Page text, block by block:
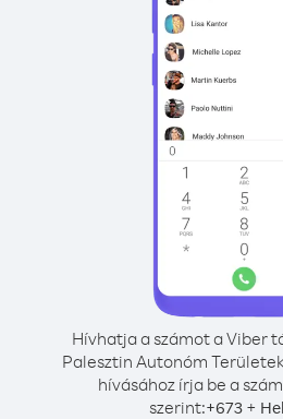
Hívhatja a számot a Viber
Palesztin Autonóm
hívásához írja be a
szerint:+673+